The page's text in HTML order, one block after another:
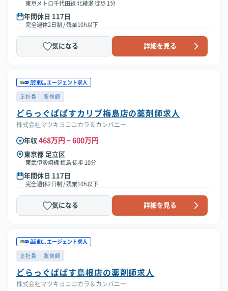
東京メトロ千代田線 北綾瀬 徒歩 1分
年間休日 117日
完全週休2日制 / 残業10h以下
気になる 詳細を見る
エージェント求人
正社員 薬剤師
どらっぐぱぱすカリブ梅島店の薬剤師求人
株式会社マツキヨココカラ＆カンパニー
年収 468万円 ~ 600万円
東京都 足立区
東武伊勢崎線 梅島 徒歩 10分
年間休日 117日
完全週休2日制 / 残業10h以下
気になる 詳細を見る
エージェント求人
正社員 薬剤師
どらっぐぱぱす島根店の薬剤師求人
株式会社マツキヨココカラ＆カンパニー